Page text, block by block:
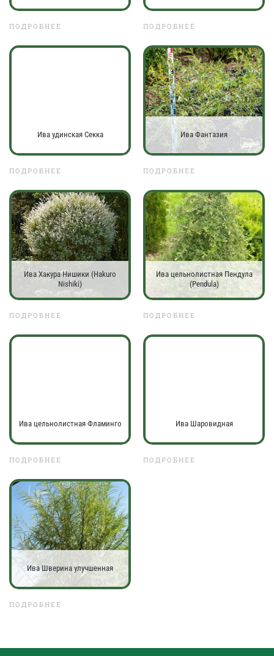
ПОДРОБНЕЕ ПОДРОБНЕЕ
Ива удинская Секка
ПОДРОБНЕЕ
Ива Фантазия
ПОДРОБНЕЕ
Ива Хакура Нишики (Hakuro
Nishiki)
ПОДРОБНЕЕ
Ива цельнолистная Пендула
(Pendula)
ПОДРОБНЕЕ
Ива цельнолистная Фламинго
ПОДРОБНЕЕ
Ива Шаровидная
ПОДРОБНЕЕ
Ива Шверина улучшенная
ПОДРОБНЕЕ